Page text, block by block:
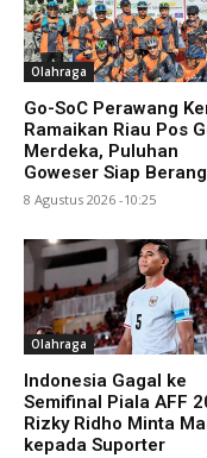
Olahraga
Go-SoC Perawang
Ramaikan Riau Pos
Merdeka, Puluhan
Goweser Siap
8 Agustus 2026 -10:25
Olahraga
Indonesia Gagal ke
Semifinal Piala AFF
Rizky Ridho Minta
kepada Suporter